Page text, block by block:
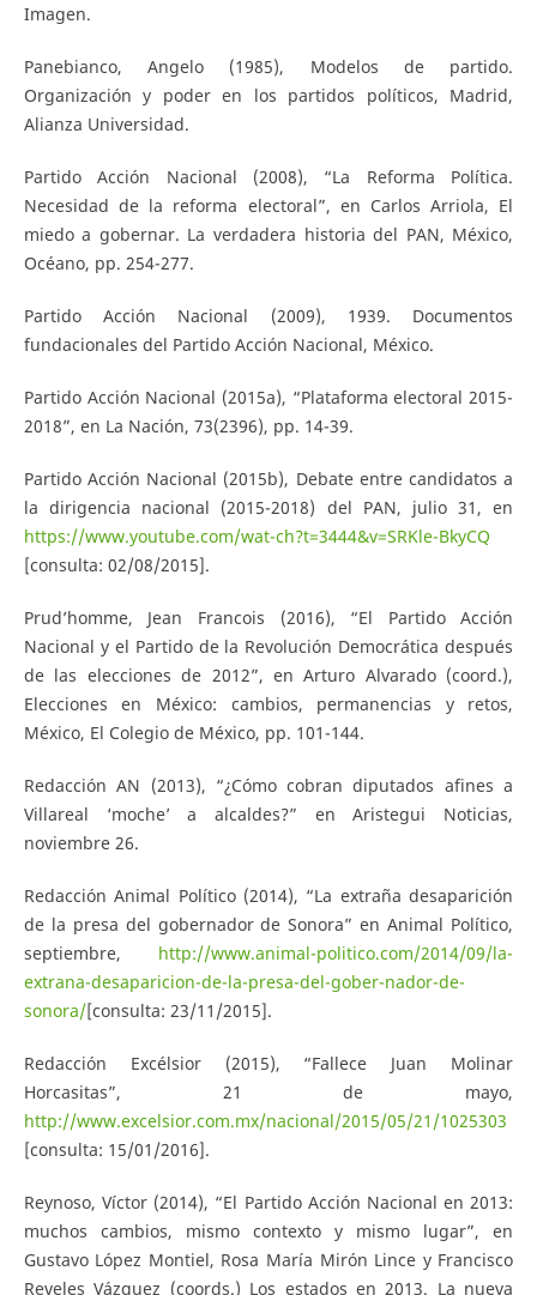
Imagen.
Panebianco, Angelo (1985), Modelos de partido.
Organización y poder en los partidos políticos, Madrid,
Alianza Universidad.
Partido Acción Nacional (2008), “La Reforma Política.
Necesidad de la reforma electoral”, en Carlos Arriola, El
miedo a gobernar. La verdadera historia del PAN, México,
Océano, pp. 254-277.
Partido Acción Nacional (2009), 1939. Documentos
fundacionales del Partido Acción Nacional, México.
Partido Acción Nacional (2015a), “Plataforma electoral 2015-
2018”, en La Nación, 73(2396), pp. 14-39.
Partido Acción Nacional (2015b), Debate entre candidatos a
la dirigencia nacional (2015-2018) del PAN, julio 31, en
https://www.youtube.com/wat-ch?t=3444&v=SRKle-BkyCQ
[consulta: 02/08/2015].
Prud’homme, Jean Francois (2016), “El Partido Acción
Nacional y el Partido de la Revolución Democrática después
de las elecciones de 2012”, en Arturo Alvarado (coord.),
Elecciones en México: cambios, permanencias y retos,
México, El Colegio de México, pp. 101-144.
Redacción AN (2013), “¿Cómo cobran diputados afines a
Villareal ‘moche’ a alcaldes?” en Aristegui Noticias,
noviembre 26.
Redacción Animal Político (2014), “La extraña desaparición
de la presa del gobernador de Sonora” en Animal Político,
septiembre, http://www.animal-politico.com/2014/09/la-
extrana-desaparicion-de-la-presa-del-gober-nador-de-
sonora/[consulta: 23/11/2015].
Redacción Excélsior (2015), “Fallece Juan Molinar
Horcasitas”, 21 de mayo,
http://www.excelsior.com.mx/nacional/2015/05/21/1025303
[consulta: 15/01/2016].
Reynoso, Víctor (2014), “El Partido Acción Nacional en 2013:
muchos cambios, mismo contexto y mismo lugar”, en
Gustavo López Montiel, Rosa María Mirón Lince y Francisco
Reveles Vázquez (coords.) Los estados en 2013. La nueva